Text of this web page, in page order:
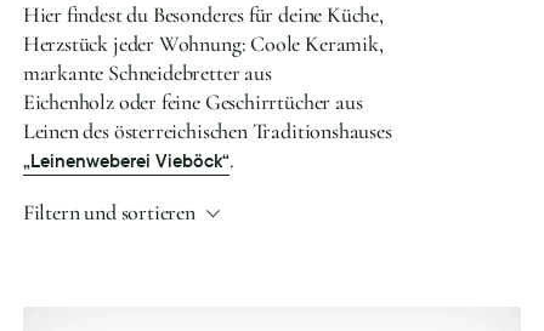
Hier findest du Besonderes für deine Küche,
Herzstück jeder Wohnung: Coole Keramik,
markante Schneidebretter aus
Eichenholz oder feine Geschirrtücher aus
Leinen des österreichischen Traditionshauses
„Leinenweberei Vieböck“.
Filtern und sortieren